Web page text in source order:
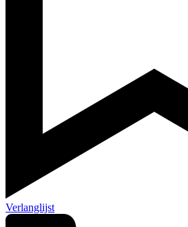
Verlanglijst